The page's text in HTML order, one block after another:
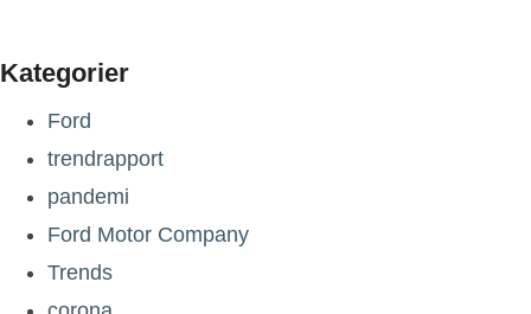
Kategorier
Ford
trendrapport
pandemi
Ford Motor Company
Trends